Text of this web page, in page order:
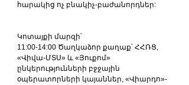
հարակից ոչ բնակիչ-բաժանորդներ:
Կոտայքի մարզի՝
11:00-14:00 Ծաղկաձոր քաղաք՝ ՀՀՌՑ,
«Վիվա-ՄՏՍ» և «Յուքոմ»
ընկերությունների բջջային
օպերատորների կայաններ, «Վիարդո»-